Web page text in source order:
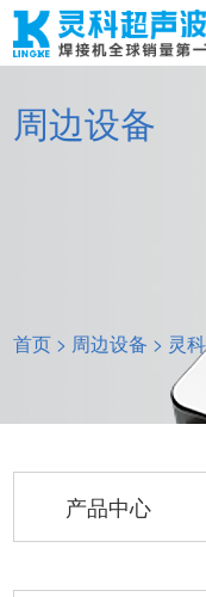
周边设备
首页 > 周边设备 > 灵
产品中心